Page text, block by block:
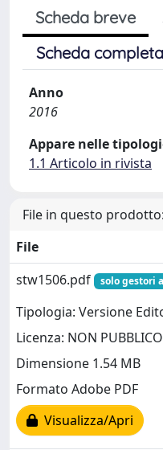
Scheda breve
Scheda
Anno
2016
Appare nelle
1.1 Articolo in rivista
File in questo prodotto:
File
stw1506.pdf
solo gestori
Tipologia: Versione
Licenza: NON
Dimensione 1.54 MB
Formato Adobe PDF
Visualizza/Apri